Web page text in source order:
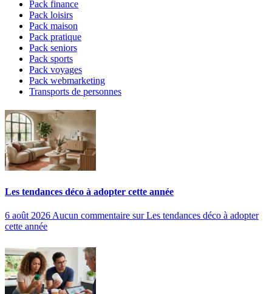
Pack finance
Pack loisirs
Pack maison
Pack pratique
Pack seniors
Pack sports
Pack voyages
Pack webmarketing
Transports de personnes
Les tendances déco à adopter cette année
6 août 2026 Aucun commentaire sur Les tendances déco à adopter
cette année